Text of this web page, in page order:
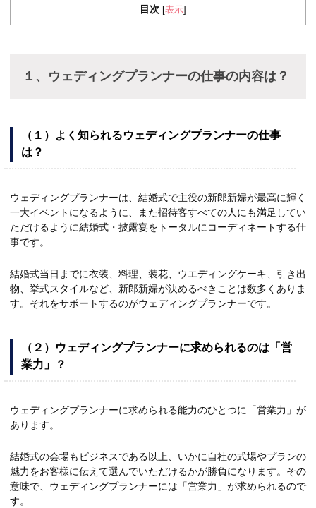
目次 表示
１、ウェディングプランナーの仕事の内容は？
（１）よく知られるウェディングプランナーの仕事
は？
ウェディングプランナーは、結婚式で主役の新郎新婦が最高に輝く
一大イベントになるように、また招待客すべての人にも満足してい
ただけるように結婚式・披露宴をトータルにコーディネートする仕
事です。
結婚式当日までに衣装、料理、装花、ウエディングケーキ、引き出
物、挙式スタイルなど、新郎新婦が決めるべきことは数多くありま
す。それをサポートするのがウェディングプランナーです。
（２）ウェディングプランナーに求められるのは「営
業力」？
ウェディングプランナーに求められる能力のひとつに「営業力」が
あります。
結婚式の会場もビジネスである以上、いかに自社の式場やプランの
魅力をお客様に伝えて選んでいただけるかが勝負になります。その
意味で、ウェディングプランナーには「営業力」が求められるので
す。